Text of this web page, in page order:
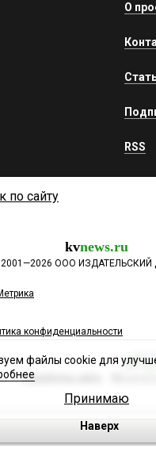
О
RSS
по сайту
kvnews.ru
2001—2026 ООО ИЗДАТЕЛЬСКИЙ
конфиденциальности
Разработка сайта
Наверх
файлы cookie для
Принимаю